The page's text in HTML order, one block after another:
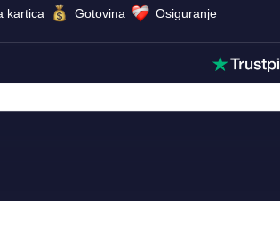
kartica Gotovina Osiguranje